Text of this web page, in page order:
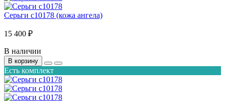
Серьги с10178 (кожа ангела)
15 400 ₽
В наличии
В корзину
Есть комплект